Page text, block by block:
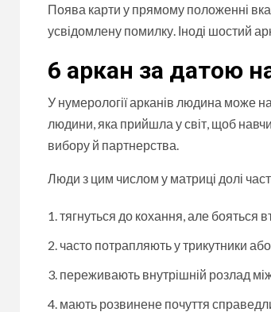
Поява карти у прямому положенні
усвідомлену помилку. Іноді шостий
6 аркан за датою
У нумерології арканів людина може
людини, яка прийшла у світ, щоб
вибору й партнерства.
Люди з цим числом у матриці долі
тягнуться до кохання, але бояться
часто потрапляють у трикутники
переживають внутрішній розлад
мають розвинене почуття